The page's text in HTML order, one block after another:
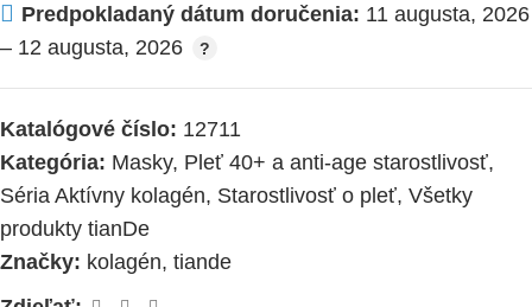
Predpokladaný dátum doručenia: 11 augusta, 2026
– 12 augusta, 2026
Katalógové číslo: 12711
Kategória: Masky, Pleť 40+ a anti-age starostlivosť,
Séria Aktívny kolagén, Starostlivosť o pleť, Všetky
produkty tianDe
Značky: kolagén, tiande